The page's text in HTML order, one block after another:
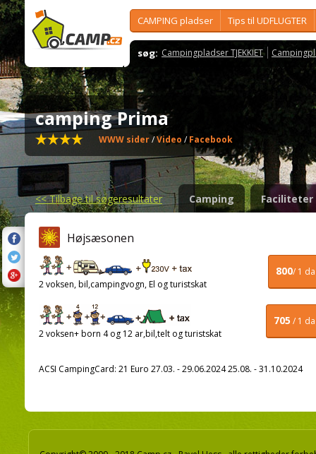
CAMPING pladser Tips til UDFLUGTER
søg: Campingpladser TJEKKIET
camping Prima
WWW sider/Video /Facebook
<<Tilbage til søgeresultater Camping Faciliteter
Højsæsonen
800/ 1
2 voksen, bil,campingvogn, El og turistskat
705 / 1
2 voksen+ born 4 og 12 ar,bil,telt og turistskat
ACSI CampingCard: 21 Euro 27.03. - 29.06.2024 25.08. - 31.10.2024